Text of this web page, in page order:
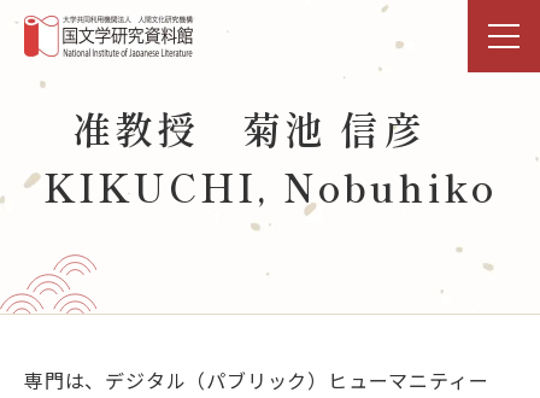
トップページ
研究活動・共同利用
展示・イベント
図書館
准教授 菊池 信彦
KIKUCHI, Nobuhiko
専門は、デジタル（パブリック）ヒューマニティー